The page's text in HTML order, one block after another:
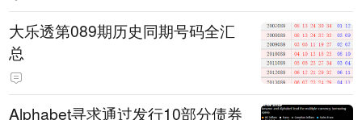
大乐透第089期历史同期号码全汇
总
Alphabet寻求通过发行10部分债券